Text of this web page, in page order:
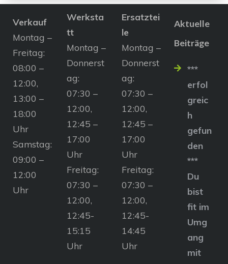
Verkauf
Montag –
Freitag:
08:00 –
12:00,
13:00 –
18:00
Uhr
Samstag:
09:00 –
12:00
Uhr
Werksta
tt
Montag –
Donnerst
ag:
07:30 –
12:00,
12:45 –
17:00
Uhr
Freitag:
07:30 –
12:00,
12:45-
15:15
Uhr
Ersatztei
le
Montag –
Donnerst
ag:
07:30 –
12:00,
12:45 –
17:00
Uhr
Freitag:
07:30 –
12:00,
12:45-
14:45
Uhr
Aktuelle
Beiträge
***
erfol
greic
h
gefun
den
***
Du
bist
fit im
Umg
ang
mit